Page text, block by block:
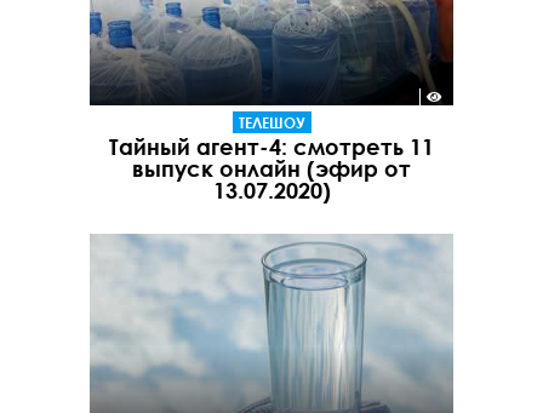
ТЕЛЕШОУ
Тайный агент-4: смотреть 11
выпуск онлайн (эфир от
13.07.2020)